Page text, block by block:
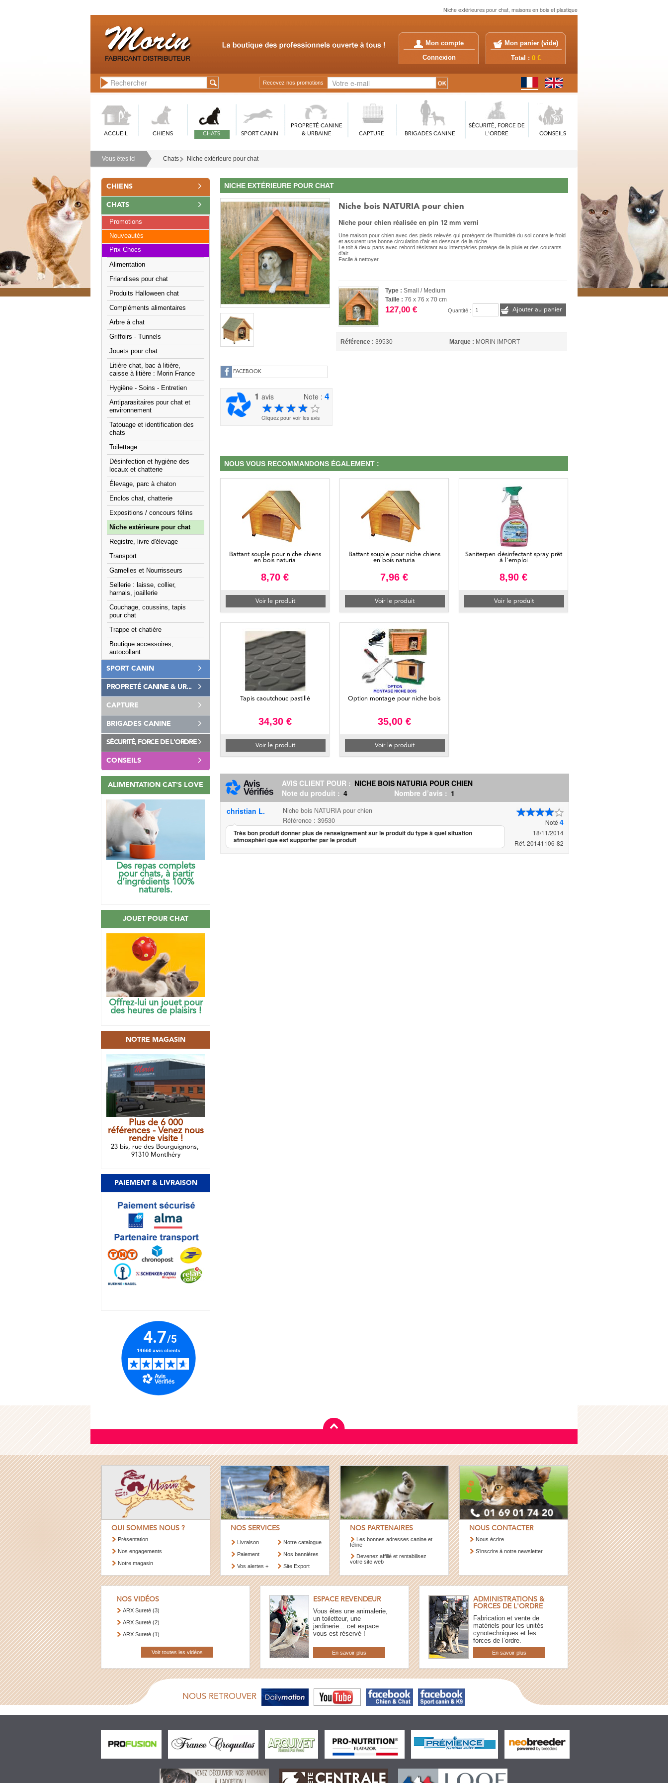
Niche extérieures pour chat, maisons en bois et plastique
Mon compte
Connexion
Mon panier (vide)
Total : 0 €
Recevez nos promotions
ACCUEIL CHIENS CHATS SPORT CANIN
PROPRETÉ CANINE
& URBAINE
CAPTURE BRIGADES CANINE
SÉCURITÉ, FORCE DE
L'ORDRE
CONSEILS
Vous êtes ici Chats Niche extérieure pour chat
CHIENS
CHATS
Promotions
Nouveautés
Prix Chocs
Alimentation
Friandises pour chat
Produits Halloween chat
Compléments alimentaires
Arbre à chat
Griffoirs - Tunnels
Jouets pour chat
Litière chat, bac à litière,
caisse à litière : Morin France
Hygiène - Soins - Entretien
Antiparasitaires pour chat et
environnement
Tatouage et identification des
chats
Toilettage
Désinfection et hygiène des
locaux et chatterie
Élevage, parc à chaton
Enclos chat, chatterie
Expositions / concours félins
Niche extérieure pour chat
Registre, livre d'élevage
Transport
Gamelles et Nourrisseurs
Sellerie : laisse, collier,
harnais, joaillerie
Couchage, coussins, tapis
pour chat
Trappe et chatière
Boutique accessoires,
autocollant
SPORT CANIN
PROPRETÉ CANINE & UR...
CAPTURE
BRIGADES CANINE
SÉCURITÉ, FORCE DE L'ORDRE
CONSEILS
ALIMENTATION CAT'S LOVE
Des repas complets
pour chats, à partir
d’ingrédients 100%
naturels.
JOUET POUR CHAT
Offrez-lui un jouet pour
des heures de plaisirs !
NOTRE MAGASIN
Plus de 6 000
références - Venez nous
rendre visite !
23 bis, rue des Bourguignons,
91310 Montlhéry
PAIEMENT & LIVRAISON
NICHE EXTÉRIEURE POUR CHAT
FACEBOOK
1 avis Note :4
Cliquez pour voir les avis
Niche bois NATURIA pour chien
Niche pour chien réalisée en pin 12 mm verni
Une maison pour chien avec des pieds relevés qui protègent de l’humidité du sol contre le froid
et assurent une bonne circulation d’air en dessous de la niche.
Le toit à deux pans avec rebord résistant aux intempéries protège de la pluie et des courants
d’air.
Facile à nettoyer.
Type :Small / Medium
Taille :76 x 76 x 70 cm
127,00 € Quantité : Ajouter au panier
Référence : 39530 Marque : MORIN IMPORT
NOUS VOUS RECOMMANDONS ÉGALEMENT :
Battant souple pour niche chiens
en bois naturia
8,70 €
Voir le produit
Battant souple pour niche chiens
en bois naturia
7,96 €
Voir le produit
Saniterpen désinfectant spray prêt
à l’emploi
8,90 €
Voir le produit
Tapis caoutchouc pastillé
34,30 €
Voir le produit
Option montage pour niche bois
35,00 €
Voir le produit
AVIS CLIENT POUR : NICHE BOIS NATURIA POUR CHIEN
Note du produit : 4 Nombre d’avis : 1
Noté 4
18/11/2014
Réf. 20141106-82
christian L.
Niche bois NATURIA pour chien
Référence : 39530
Très bon produit donner plus de renseignement sur le produit du type à quel situation
atmosphèri que est supporter par le produit
QUI SOMMES NOUS ?
Présentation
Nos engagements
Notre magasin
NOS SERVICES
Livraison
Paiement
Vos alertes +
Notre catalogue
Nos bannières
Site Export
NOS PARTENAIRES
Les bonnes adresses canine et
féline
Devenez affilié et rentabilisez
votre site web
NOUS CONTACTER
Nous écrire
S’inscrire à notre newsletter
NOS VIDÉOS
ARX Sureté (3)
ARX Sureté (2)
ARX Sureté (1)
Voir toutes les vidéos
ESPACE REVENDEUR
Vous êtes une animalerie,
un toiletteur, une
jardinerie... cet espace
vous est réservé !
En savoir plus
ADMINISTRATIONS &
FORCES DE L'ORDRE
Fabrication et vente de
matériels pour les unités
cynotechniques et les
forces de l’ordre.
En savoir plus
NOUS RETROUVER